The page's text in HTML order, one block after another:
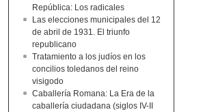
República: Los radicales
Las elecciones municipales del 12
de abril de 1931. El triunfo
republicano
Tratamiento a los judíos en los
concilios toledanos del reino
visigodo
Caballería Romana: La Era de la
caballería ciudadana (siglos IV-II